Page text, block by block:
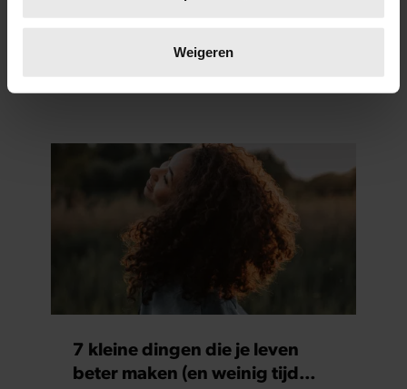
verwerkt en stel uw voorkeuren in het
intrekken in de Cookieverklaring.
personaliseren, om functies voor social media te bieden
en om ons websiteverkeer te analyseren. Ook delen we
informatie over uw gebruik van onze site met onze
partners voor social media, adverteren en analyse. Deze
partners kunnen deze gegevens combineren met andere
informatie die u aan ze heeft verstrekt of die ze hebben
verzameld op basis van uw gebruik van hun services. U
gaat akkoord met onze cookies als u onze website blijft
Weigeren
Wat als je stiekem verliefd op
7 kleine dingen die je leven
beter maken (en weinig tijd